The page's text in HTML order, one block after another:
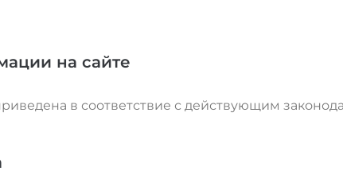
на сайте
в соответствие с действующим